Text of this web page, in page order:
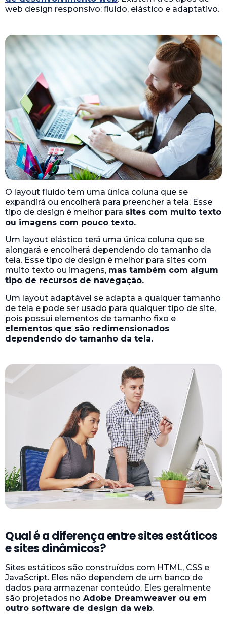
web design responsivo: fluido, elástico e adaptativo.
O layout fluido tem uma única coluna que se
expandirá ou encolherá para preencher a tela. Esse
tipo de design é melhor para sites com muito texto
ou imagens com pouco texto.
Um layout elástico terá uma única coluna que se
alongará e encolherá dependendo do tamanho da
tela. Esse tipo de design é melhor para sites com
muito texto ou imagens, mas também com algum
tipo de recursos de navegação.
Um layout adaptável se adapta a qualquer tamanho
de tela e pode ser usado para qualquer tipo de site,
pois possui elementos de tamanho fixo e
elementos que são redimensionados
dependendo do tamanho da tela.
Qual é a diferença entre sites estáticos
e sites dinâmicos?
Sites estáticos são construídos com HTML, CSS e
JavaScript. Eles não dependem de um banco de
dados para armazenar conteúdo. Eles geralmente
são projetados no Adobe Dreamweaver ou em
outro software de design da web.